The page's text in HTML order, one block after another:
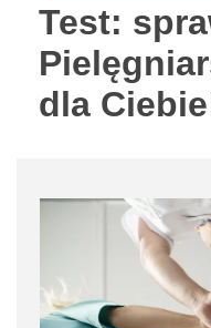
Test:
dla